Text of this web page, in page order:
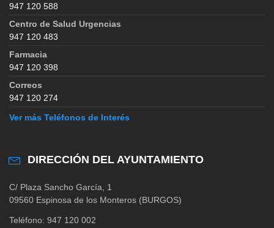
947 120 588
Centro de Salud Urgencias
947 120 483
Farmacia
947 120 398
Correos
947 120 274
Ver más Teléfonos de Interés
DIRECCIÓN DEL AYUNTAMIENTO
C/ Plaza Sancho García, 1
09560 Espinosa de los Monteros (BURGOS)
Teléfono: 947 120 002